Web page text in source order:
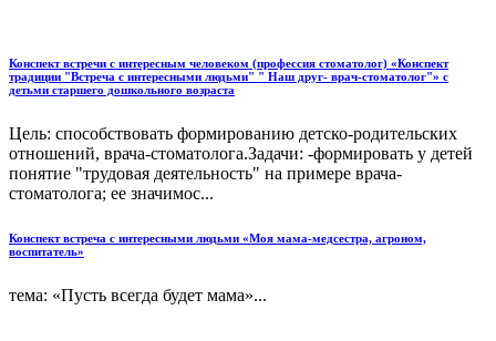
Конспект встречи с интересным человеком (профессия стоматолог) «Конспект
традиции "Встреча с интересными людьми" " Наш друг- врач-стоматолог"» с
детьми старшего дошкольного возраста
Цель: способствовать формированию детско-родительских
отношений, врача-стоматолога.Задачи: -формировать у детей
понятие "трудовая деятельность" на примере врача-
стоматолога; ее значимос...
Конспект встреча с интересными людьми «Моя мама-медсестра, агроном,
воспитатель»
тема: «Пусть всегда будет мама»...